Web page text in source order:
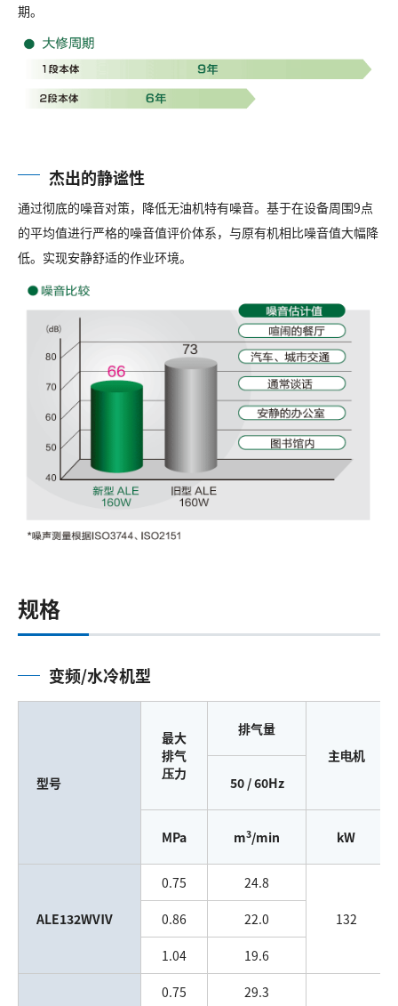
期。
杰出的静谧性
通过彻底的噪音对策，降低无油机特有噪音。基于在设备周围9点
的平均值进行严格的噪音值评价体系，与原有机相比噪音值大幅降
低。实现安静舒适的作业环境。
规格
变频/水冷机型
型号
最大
排气
压力
排气量
主电机
50 / 60Hz
MPa m3/min kW
ALE132WVⅣ
0.75 24.8
132
0.86 22.0
1.04 19.6
0.75 29.3